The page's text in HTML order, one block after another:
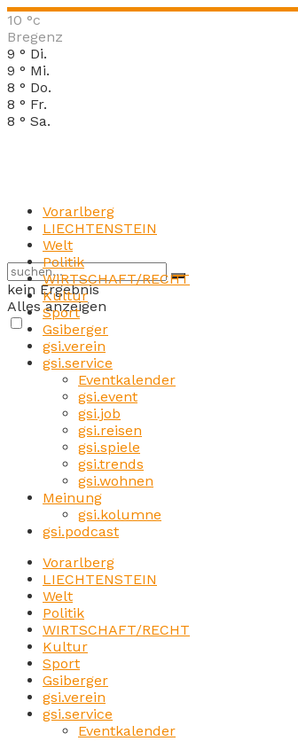
10 °c
Bregenz
9 ° Di.
9 ° Mi.
8 ° Do.
8 ° Fr.
8 ° Sa.
kein Ergebnis
Alles anzeigen
Vorarlberg
LIECHTENSTEIN
Welt
Politik
WIRTSCHAFT/RECHT
Kultur
Sport
Gsiberger
gsi.verein
gsi.service
Eventkalender
gsi.event
gsi.job
gsi.reisen
gsi.spiele
gsi.trends
gsi.wohnen
Meinung
gsi.kolumne
gsi.podcast
Vorarlberg
LIECHTENSTEIN
Welt
Politik
WIRTSCHAFT/RECHT
Kultur
Sport
Gsiberger
gsi.verein
gsi.service
Eventkalender